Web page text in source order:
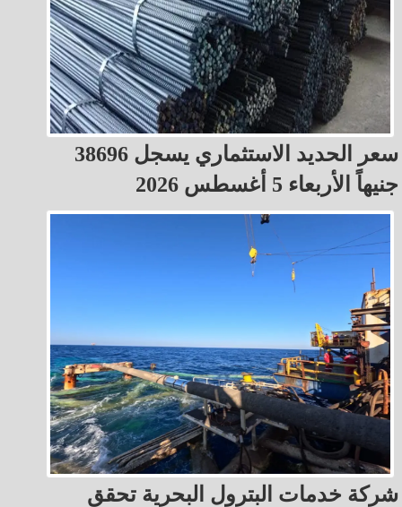
سعر الحديد الاستثماري يسجل 38696
جنيهاً الأربعاء 5 أغسطس 2026
شركة خدمات البترول البحرية تحقق